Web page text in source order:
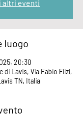
altri eventi
luogo
20:30
Lavis, Via Fabio Filzi,
TN, Italia